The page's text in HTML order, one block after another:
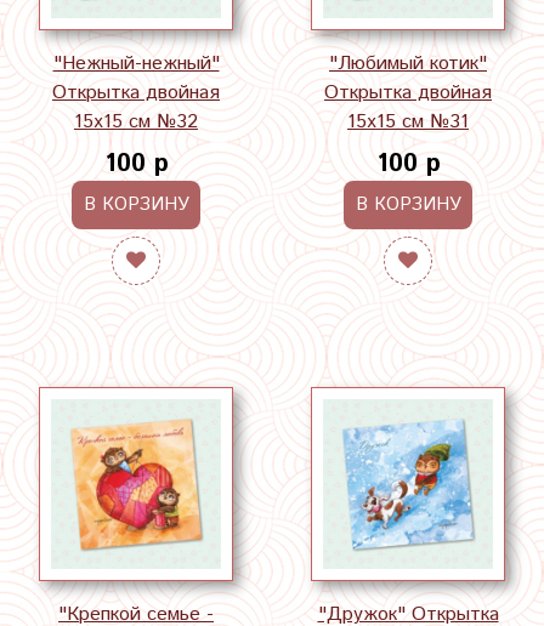
"Нежный-нежный"
Открытка двойная
15х15 см №32
100 р
В КОРЗИНУ
"Любимый котик"
Открытка двойная
15х15 см №31
100 р
В КОРЗИНУ
"Крепкой семье -
"Дружок" Открытка